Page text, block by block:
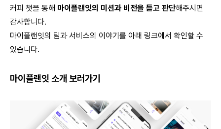
커피 챗을 통해 마이플랜잇의 미션과 비전을 듣고 판단해주시면
감사합니다.
마이플랜잇의 팀과 서비스의 이야기를 아래 링크에서 확인할 수
있습니다.
마이플랜잇 소개 보러가기